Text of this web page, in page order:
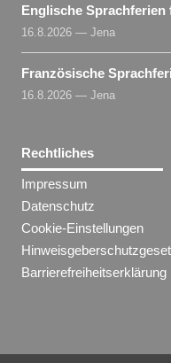
Englische
16.8.2026 — Jena
Französische
16.8.2026 — Jena
Rechtliches
Impressum
Datenschutz
Cookie-Einstellungen
Barrierefreiheitserklärung